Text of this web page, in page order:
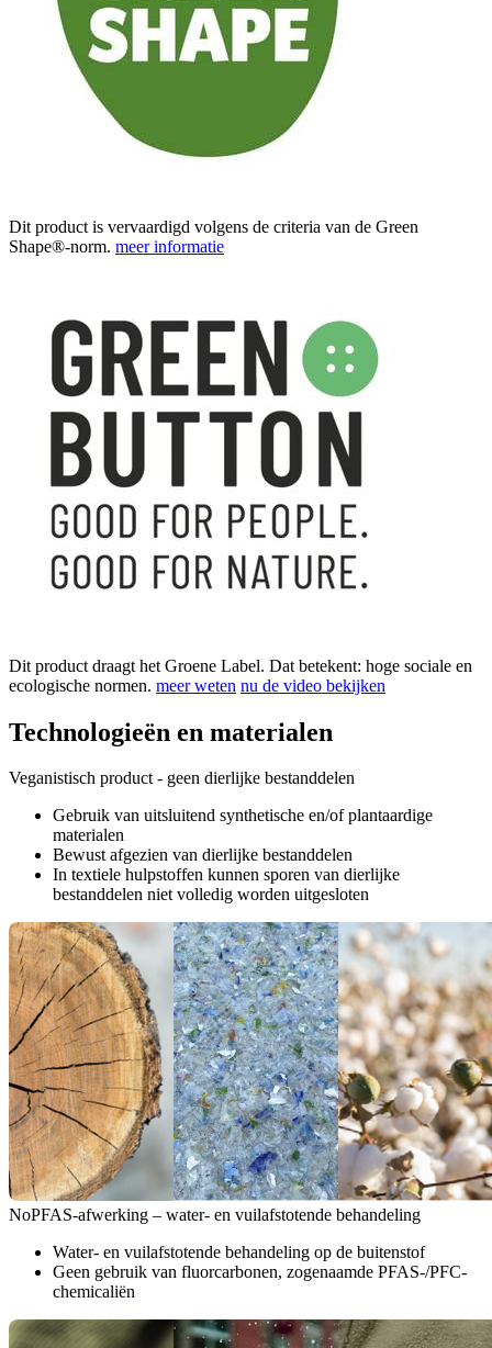
Dit product is vervaardigd volgens de criteria van de Green
Shape®-norm. meer informatie
Dit product draagt het Groene Label. Dat betekent: hoge sociale en
ecologische normen. meer weten nu de video bekijken
Technologieën en materialen
Veganistisch product - geen dierlijke bestanddelen
Gebruik van uitsluitend synthetische en/of plantaardige
materialen
Bewust afgezien van dierlijke bestanddelen
In textiele hulpstoffen kunnen sporen van dierlijke
bestanddelen niet volledig worden uitgesloten
NoPFAS-afwerking – water- en vuilafstotende behandeling
Water- en vuilafstotende behandeling op de buitenstof
Geen gebruik van fluorcarbonen, zogenaamde PFAS-/PFC-
chemicaliën